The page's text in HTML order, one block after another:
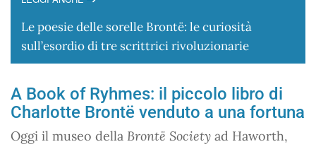
Le poesie delle sorelle Brontë: le curiosità
sull’esordio di tre scrittrici rivoluzionarie
A Book of Ryhmes: il piccolo libro di
Charlotte Brontë venduto a una fortuna
Oggi il museo della Brontë Society ad Haworth,